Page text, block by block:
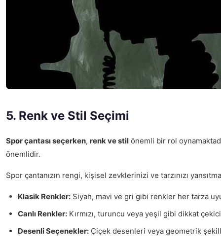
5. Renk ve Stil Seçimi
Spor çantası seçerken, renk ve stil önemli bir rol
önemlidir.
Spor çantanızın rengi, kişisel zevklerinizi ve tarzınızı
Klasik Renkler: Siyah, mavi ve gri gibi renkler her tarza
Canlı Renkler: Kırmızı, turuncu veya yeşil gibi dikkat
Desenli Seçenekler: Çiçek desenleri veya geometrik